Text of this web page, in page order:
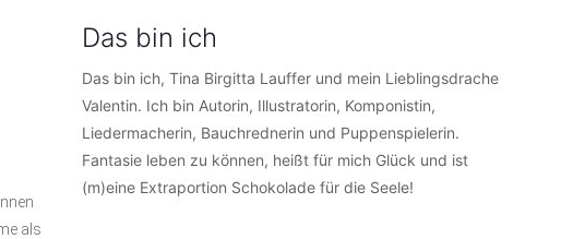
als
Das bin ich
Das bin ich, Tina Birgitta Lauffer und mein Lieblingsdrache
Valentin. Ich bin Autorin, Illustratorin, Komponistin,
Liedermacherin, Bauchrednerin und Puppenspielerin.
Fantasie leben zu können, heißt für mich Glück und ist
(m)eine Extraportion Schokolade für die Seele!